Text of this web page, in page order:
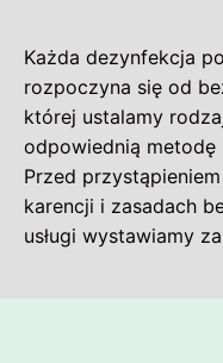
Każda dezynfekcja
rozpoczyna się od
której ustalamy
odpowiednią metodę
Przed
karencji i zasadach
usługi wystawiamy